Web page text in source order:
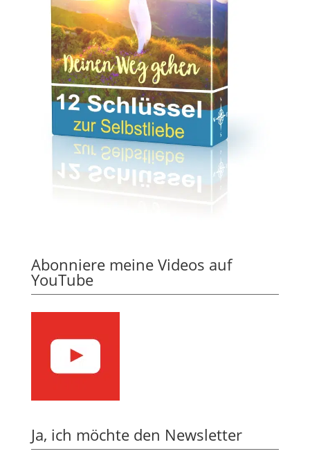
Abonniere meine Videos auf
YouTube
Ja, ich möchte den Newsletter